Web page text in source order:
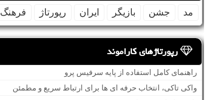
مد جشن بازیگر ایران رپورتاژ فرهنگ
رپورتاژهای کاراموند
راهنمای کامل استفاده از پایه سرفیس پرو
واکی تاکی، انتخاب حرفه ای ها برای ارتباط سریع و مطمئن